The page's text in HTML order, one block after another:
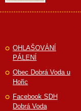
OHLAŠOVÁNÍ
PÁLENÍ
Obec Dobrá Voda u
Hořic
Facebook SDH
Dobrá Voda